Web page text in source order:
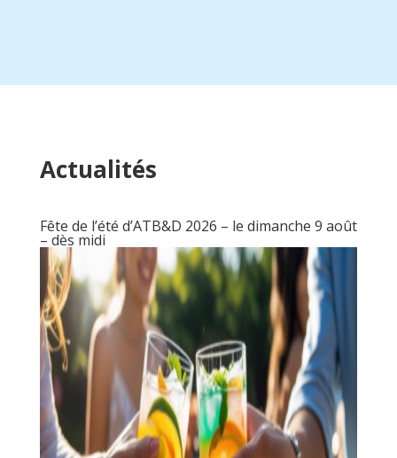
Actualités
Fête de l’été d’ATB&D 2026 – le dimanche 9 août
– dès midi